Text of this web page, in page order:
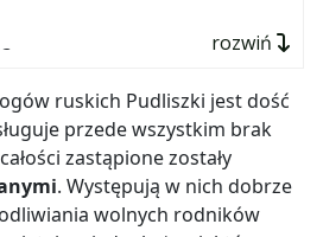
8%,
7 %,
(cebula, olej roślinny, smalec
rozwiń
ruskich Pudliszki jest dość
przede wszystkim brak
zastąpione zostały
. Występują w nich dobrze
wolnych rodników